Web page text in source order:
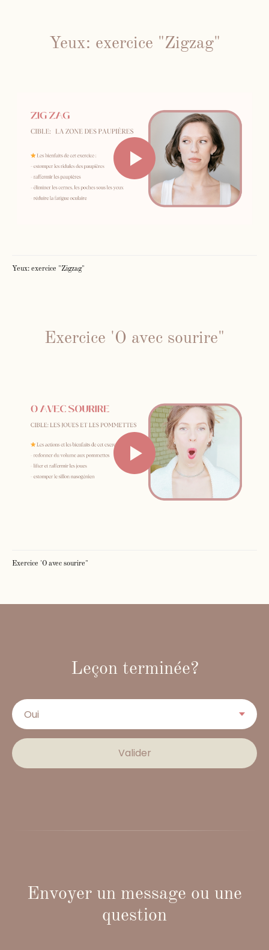
Yeux: exercice "Zigzag"
Yeux: exercice "Zigzag"
Exercice 'O avec sourire"
Exercice 'O avec sourire"
Leçon terminée?
Valider
Envoyer un message ou une
question